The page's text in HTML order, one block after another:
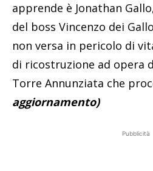
apprende è Jonathan
del boss Vincenzo dei
non versa in pericolo di
di ricostruzione ad opera
Torre Annunziata che
aggiornamento)
Pubblicità